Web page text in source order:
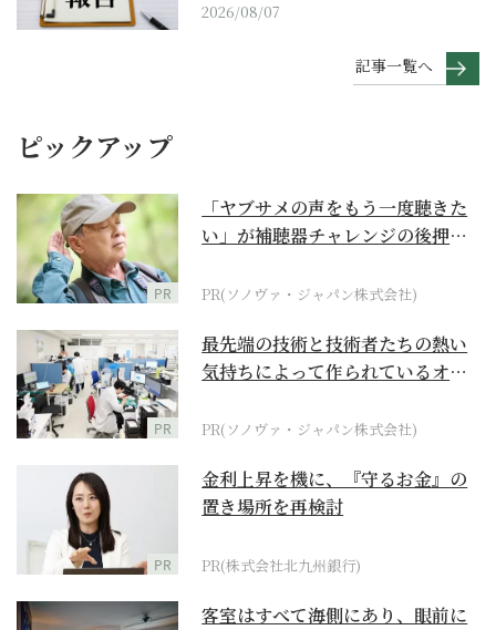
2026/08/07
記事一覧へ
ピックアップ
PR
「ヤブサメの声をもう一度聴きた
い」が補聴器チャレンジの後押し
PR(ソノヴァ・ジャパン株式会社)
PR
最先端の技術と技術者たちの熱い
気持ちによって作られているオー
PR(ソノヴァ・ジャパン株式会社)
PR
金利上昇を機に、『守るお金』の
置き場所を再検討
PR(株式会社北九州銀行)
客室はすべて海側にあり、眼前に